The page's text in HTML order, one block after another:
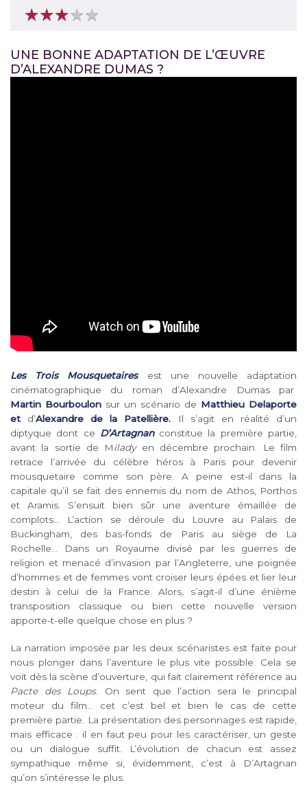
★★★★★
★★★★★
UNE BONNE ADAPTATION DE L’ŒUVRE
D’ALEXANDRE DUMAS ?
Les Trois Mousquetaires est une nouvelle adaptation
cinématographique du roman d’Alexandre Dumas par
Martin Bourboulon sur un scénario de Matthieu Delaporte
et d’Alexandre de la Patellière.
Il s’agit en réalité d’un
diptyque dont ce D’Artagnan constitue la première partie,
avant la sortie de Miladyen décembre prochain. Le film
retrace l’arrivée du célèbre héros à Paris pour devenir
mousquetaire comme son père. A peine est-il dans la
capitale qu’il se fait des ennemis du nom de Athos, Porthos
et Aramis. S’ensuit bien sûr une aventure émaillée de
complots… L’action se déroule du Louvre au Palais de
Buckingham, des bas-fonds de Paris au siège de La
Rochelle… Dans un Royaume divisé par les guerres de
religion et menacé d’invasion par l’Angleterre, une poignée
d’hommes et de femmes vont croiser leurs épées et lier leur
destin à celui de la France. Alors, s’agit-il d’une énième
transposition classique ou bien cette nouvelle version
apporte-t-elle quelque chose en plus ?
La narration imposée par les deux scénaristes est faite pour
nous plonger dans l’aventure le plus vite possible. Cela se
voit dès la scène d’ouverture, qui fait clairement référence au
Pacte des Loups. On sent que l’action sera le principal
moteur du film… cet c’est bel et bien le cas de cette
première partie. La présentation des personnages est rapide,
mais efficace : il en faut peu pour les caractériser, un geste
ou un dialogue suffit. L’évolution de chacun est assez
sympathique même si, évidemment, c’est à D’Artagnan
qu’on s’intéresse le plus.